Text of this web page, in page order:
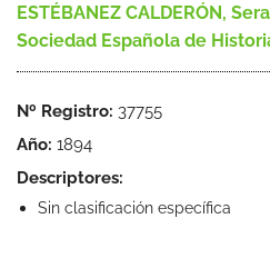
ESTÉBANEZ CALDERÓN,
Sociedad Española de
Nº Registro: 37755
Año: 1894
Descriptores:
Sin clasificación específica